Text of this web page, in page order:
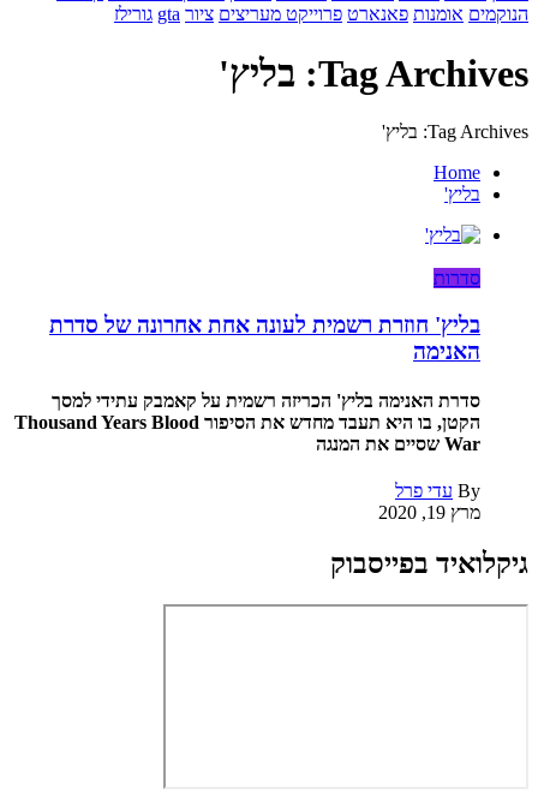
הנוקמים אומנות פאנארט פרוייקט מעריצים ציור gta גורילז
Tag Archives: בליץ'
Tag Archives: בליץ'
Home
בליץ'
סדרות
בליץ' חוזרת רשמית לעונה אחת אחרונה של סדרת
האנימה
סדרת האנימה בליץ' הכריזה רשמית על קאמבק עתידי למסך
הקטן, בו היא תעבד מחדש את הסיפור Thousand Years Blood
War שסיים את המנגה
By עדי פרל
מרץ 19, 2020
גיקלואיד בפייסבוק